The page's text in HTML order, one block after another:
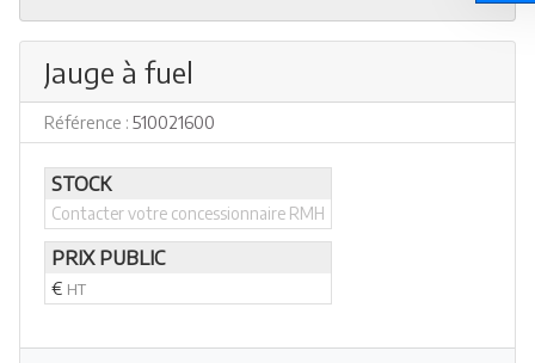
Jauge à fuel
Référence : 510021600
STOCK
Contacter votre concessionnaire RMH
PRIX PUBLIC
€ HT